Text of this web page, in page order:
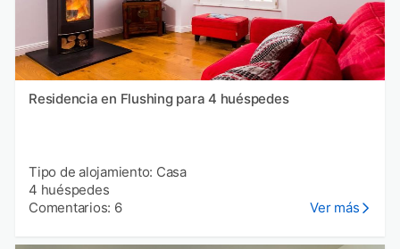
Residencia en Flushing para 4 huéspedes
Tipo de alojamiento: Casa
4 huéspedes
Comentarios: 6
Ver más